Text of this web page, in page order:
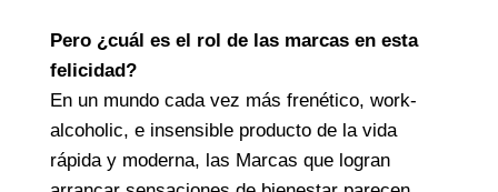
Pero ¿cuál es el rol de las marcas en esta
felicidad?
En un mundo cada vez más frenético, work-
alcoholic, e insensible producto de la vida
rápida y moderna, las Marcas que logran